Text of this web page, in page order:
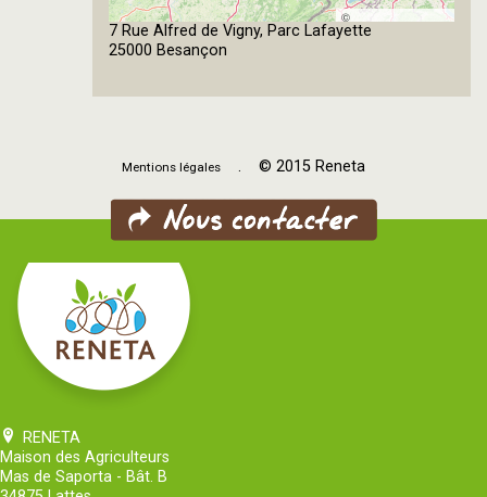
©
OpenStreetMap
7 Rue Alfred de Vigny, Parc Lafayette
25000 Besançon
Mentions légales . © 2015 Reneta
RENETA
Maison des Agriculteurs
Mas de Saporta - Bât. B